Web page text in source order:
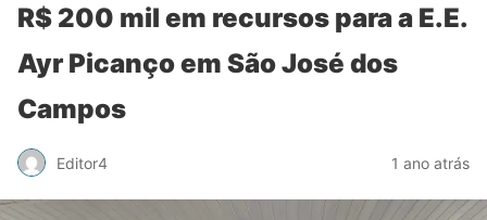
R$ 200 mil em recursos para a E.E.
Ayr Picanço em São José dos
Campos
Editor4 1 ano atrás